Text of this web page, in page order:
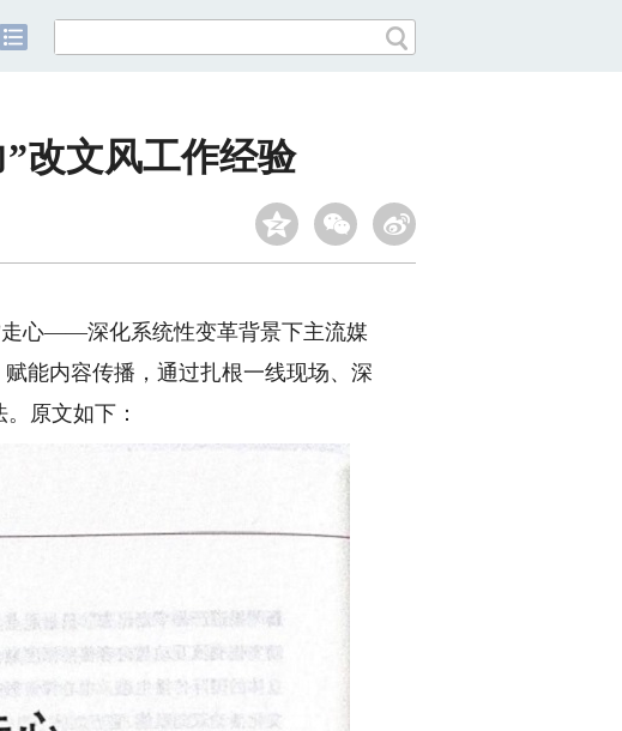
改文风工作经验
走心——深化系统性变革背景下主流媒
能内容传播，通过扎根一线现场、深
原文如下：